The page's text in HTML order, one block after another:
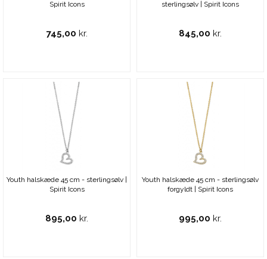
Spirit Icons
745,00 kr.
sterlingsølv | Spirit Icons
845,00 kr.
Youth halskæde 45 cm - sterlingsølv |
Spirit Icons
895,00 kr.
Youth halskæde 45 cm - sterlingsølv
forgyldt | Spirit Icons
995,00 kr.